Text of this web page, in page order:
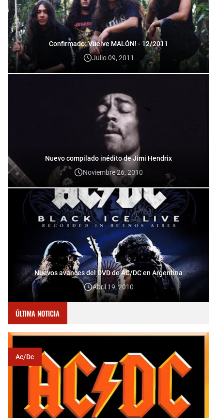
Confirmado: Vuelve MALÓN! - 12/2011
Julio 09, 2011
Nuevo compilado inédito de Jimi Hendrix
Noviembre 26, 2010
Nuevos avances del DVD de AC/DC en Argentina
Abril 19, 2010
ÚLTIMA NOTICIA
Ac/dc